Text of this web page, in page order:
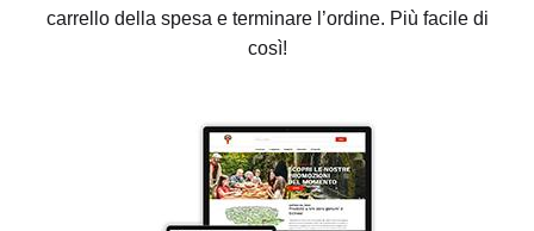
carrello della spesa e terminare l’ordine. Più facile di
così!